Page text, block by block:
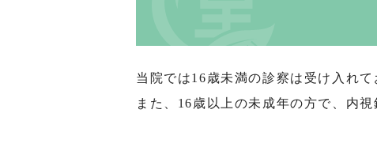
当院では16歳未満の診察は受け入れて
また、16歳以上の未成年の方で、内